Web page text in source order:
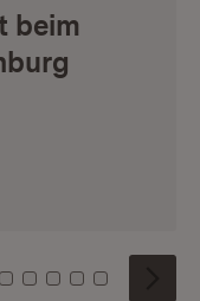
beim
6 7 8
Kachel: 9
Zu Kachel: 10
Zu Kachel: 11
Zu Kachel: 12
Zu Kachel:
Zu